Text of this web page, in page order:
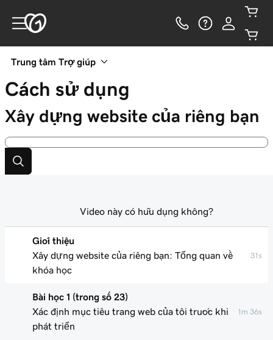
Trung tâm Trợ giúp
Cách sử dụng
Xây dựng website của riêng bạn
Giới thiệu
Xây dựng website của riêng bạn: Tổng quan về
khóa học
31s
Bài học 1 (trong số 23)
Xác định mục tiêu trang web của tôi trước khi
phát triển
1m 36s
Video này có hữu dụng không?